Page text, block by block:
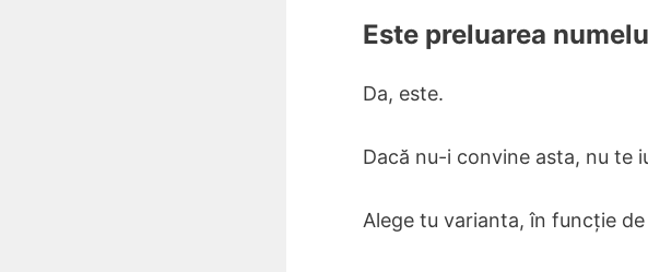
Este preluarea
Da, este.
Dacă nu-i convine asta, nu te
Alege tu varianta, în funcție